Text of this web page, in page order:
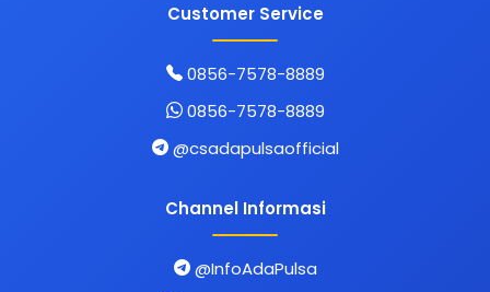
Customer Service
0856-7578-8889
0856-7578-8889
@csadapulsaofficial
Channel Informasi
@InfoAdaPulsa